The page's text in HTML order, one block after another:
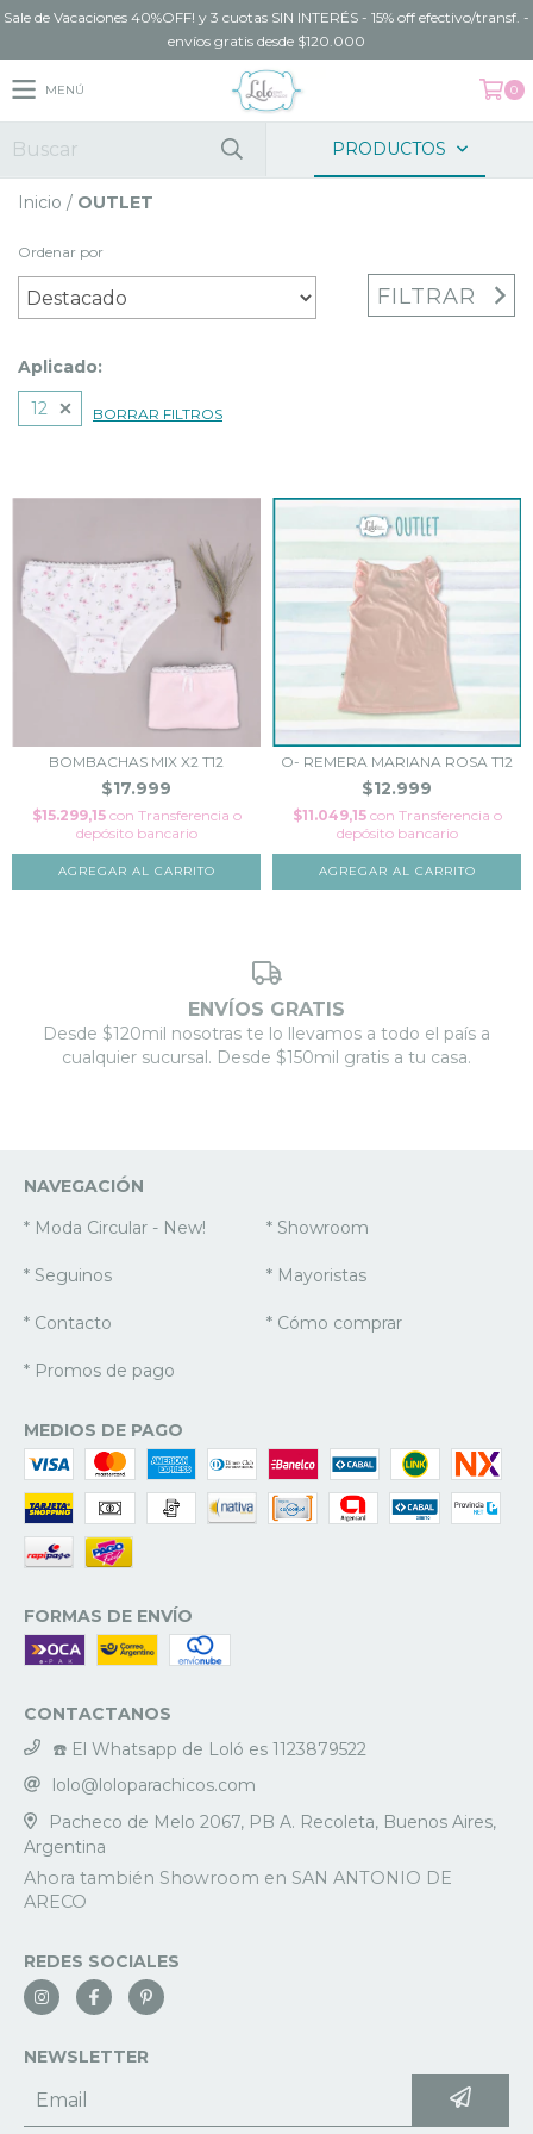
Sale de Vacaciones 40%OFF! y 3 cuotas SIN INTERÉS - 15% off efectivo/transf. -
envíos gratis desde $120.000
MENÚ 0
PRODUCTOS
Inicio / OUTLET
Ordenar por
FILTRAR
Aplicado:
12
BORRAR FILTROS
BOMBACHAS MIX X2 T12
$17.999
$15.299,15 con Transferencia o
depósito bancario
AGREGAR AL CARRITO
O- REMERA MARIANA ROSA T12
$12.999
$11.049,15 con Transferencia o
depósito bancario
AGREGAR AL CARRITO
ENVÍOS GRATIS
Desde $120mil nosotras te lo llevamos a todo el país a
cualquier sucursal. Desde $150mil gratis a tu casa.
NAVEGACIÓN
* Moda Circular - New!
* Showroom
* Seguinos * Mayoristas
* Contacto * Cómo comprar
* Promos de pago
MEDIOS DE PAGO
FORMAS DE ENVÍO
CONTACTANOS
☎️ El Whatsapp de Loló es 1123879522
lolo@loloparachicos.com
Pacheco de Melo 2067, PB A. Recoleta, Buenos Aires,
Argentina
REDES SOCIALES
NEWSLETTER